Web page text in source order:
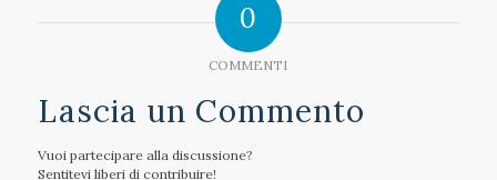
0
COMMENTI
Lascia un Commento
Vuoi partecipare alla discussione?
Sentitevi liberi di contribuire!